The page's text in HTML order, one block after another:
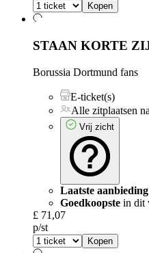
Kopen
STAAN KORTE
Borussia Dortmund fans
E-ticket(s)
Alle zitplaatsen
Vrij zicht
Laatste aanbieding
Goedkoopste in dit
£ 71,07
p/st
Kopen